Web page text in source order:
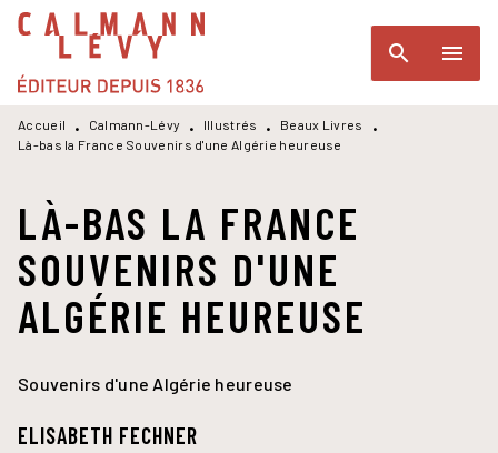
MENU RECHERCHE
PIED DE PAGE
search menu
Accueil • Calmann-Lévy • Illustrés • Beaux Livres
•
Là-bas la France Souvenirs d'une Algérie heureuse
LÀ-BAS LA FRANCE
SOUVENIRS D'UNE
ALGÉRIE HEUREUSE
Souvenirs d'une Algérie heureuse
ELISABETH FECHNER